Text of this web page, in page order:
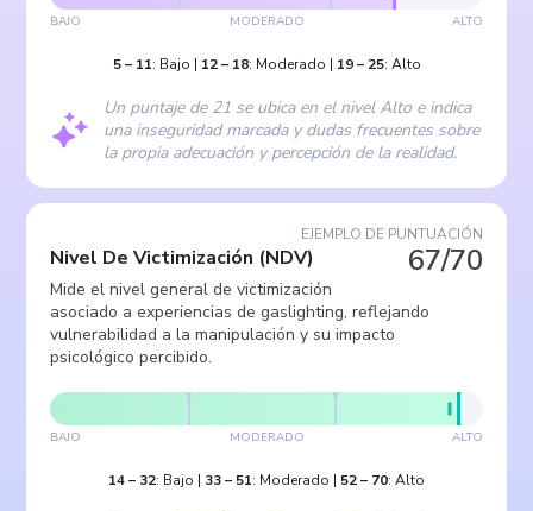
BAJO MODERADO ALTO
5– 11: Bajo | 12– 18: Moderado | 19– 25: Alto
Un puntaje de 21 se ubica en el nivel Alto e indica
una inseguridad marcada y dudas frecuentes sobre
la propia adecuación y percepción de la realidad.
EJEMPLO DE PUNTUACIÓN
67/70
Nivel De Victimización (NDV)
Mide el nivel general de victimización
asociado a experiencias de gaslighting, reflejando
vulnerabilidad a la manipulación y su impacto
psicológico percibido.
BAJO MODERADO ALTO
14– 32: Bajo | 33– 51: Moderado | 52– 70: Alto